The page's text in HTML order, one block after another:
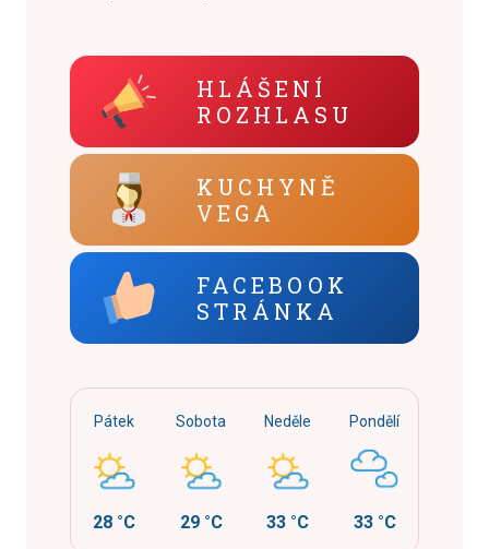
HLÁŠENÍ
ROZHLASU
KUCHYNĚ
VEGA
FACEBOOK
STRÁNKA
Pátek
28 °C
Sobota
29 °C
Neděle
33 °C
Pondělí
33 °C